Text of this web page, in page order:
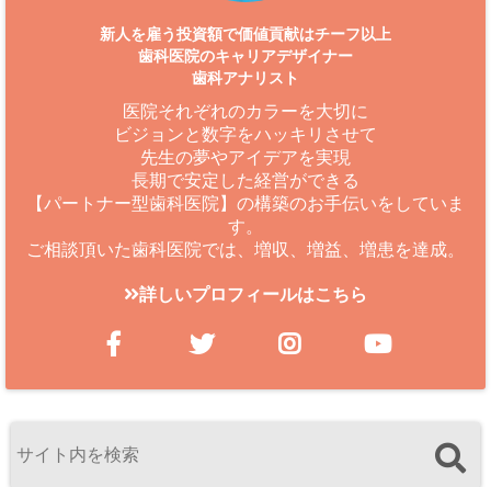
新人を雇う投資額で価値貢献はチーフ以上
歯科医院のキャリアデザイナー
歯科アナリスト
医院それぞれのカラーを大切に
ビジョンと数字をハッキリさせて
先生の夢やアイデアを実現
長期で安定した経営ができる
【パートナー型歯科医院】の構築のお手伝いをしていま
す。
ご相談頂いた歯科医院では、増収、増益、増患を達成。
詳しいプロフィールはこちら